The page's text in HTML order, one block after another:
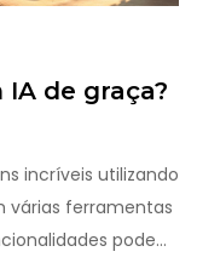
de graça?
incríveis utilizando
várias ferramentas
pode